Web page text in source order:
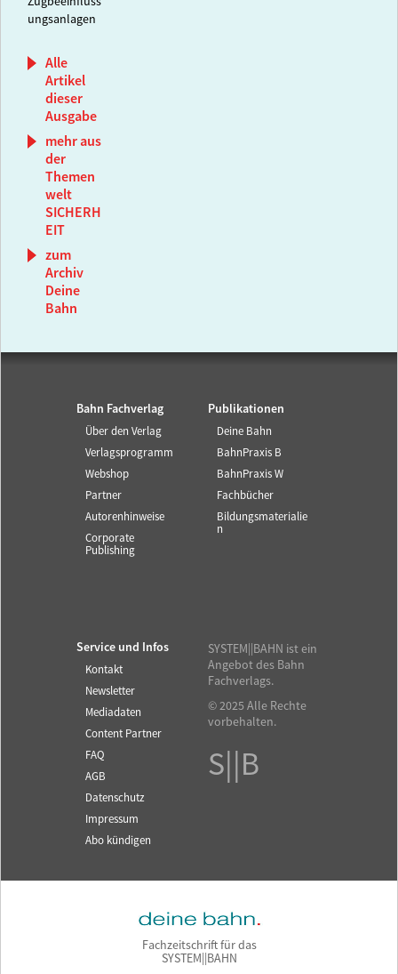
ungsanlagen
Alle
Artikel
dieser
Ausgabe
mehr aus
der
Themen
welt
SICHERH
EIT
zum
Archiv
Deine
Bahn
Bahn Fachverlag
Über den Verlag
Verlagsprogramm
Webshop
Partner
Autorenhinweise
Corporate
Publishing
Publikationen
Deine Bahn
BahnPraxis B
BahnPraxis W
Fachbücher
Bildungsmaterialie
n
Service und Infos
Kontakt
Newsletter
Mediadaten
Content Partner
FAQ
AGB
Datenschutz
Impressum
Abo kündigen
SYSTEM||BAHN ist ein
Angebot des Bahn
Fachverlags.
© 2025 Alle Rechte
vorbehalten.
S||B
Fachzeitschrift für das
SYSTEM||BAHN